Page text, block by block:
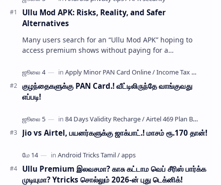
Ullu Mod APK: Risks, Reality, and Safer
Alternatives
Many users search for an “Ullu Mod APK” hoping to
access premium shows without paying for a
…
குழந்தைகளுக்கு PAN Card.! வீட்டிலிருந்தே வாங்குவது
எப்படி!
Jio vs Airtel, பயனர்களுக்கு ஜாக்பாட்.! மாசம் ரூ.170 தான்!
Ullu Premium இலவசமா? காசு கட்டாம வெப் சீரிஸ் பார்க்க
முடியுமா? Ytricks சொல்லும் 2026-ன் புது டெக்னிக்!